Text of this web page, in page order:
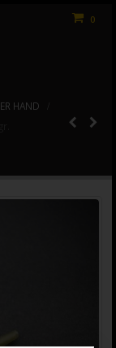
0
HAND